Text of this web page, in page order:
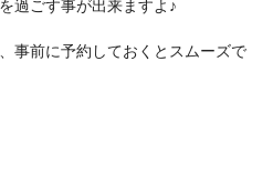
過ごす事が出来ますよ♪
事前に予約しておくとスムーズで